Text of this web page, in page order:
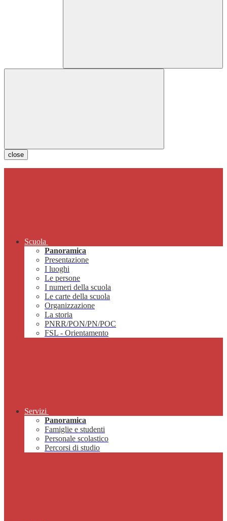
close
Scuola
Panoramica
Presentazione
I luoghi
Le persone
I numeri della scuola
Le carte della scuola
Organizzazione
La storia
PNRR/PON/PN/POC
FSL - Orientamento
Servizi
Panoramica
Famiglie e studenti
Personale scolastico
Percorsi di studio